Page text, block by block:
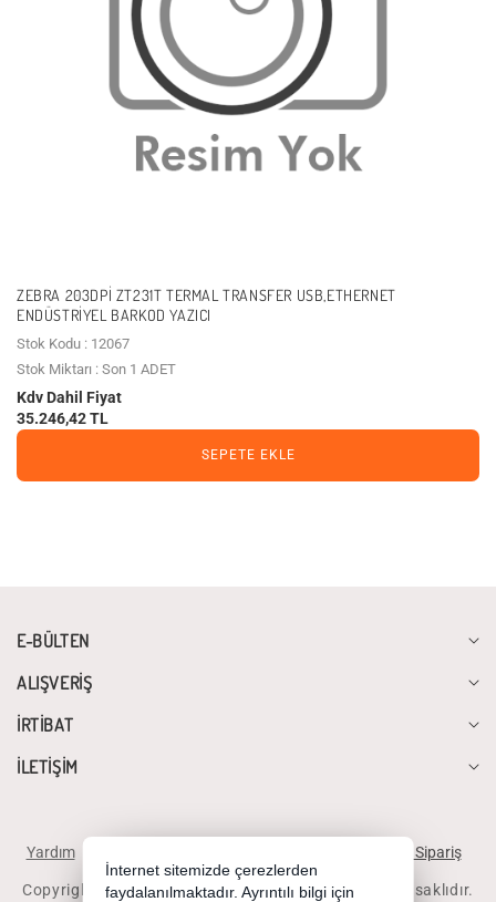
ZEBRA 203DPI ZT231T TERMAL TRANSFER USB,ETHERNET
ENDÜSTRIYEL BARKOD YAZICI
Stok Kodu : 12067
Stok Miktarı : Son 1 ADET
Kdv Dahil Fiyat
35.246,42 TL
SEPETE EKLE
E-BÜLTEN
ALIŞVERİŞ
İRTİBAT
İLETİŞİM
Yardım Telefonla Sipariş
Copyright 2026 diyalogbilgisayar.com - Tüm hakları saklıdır.
İnternet sitemizde çerezlerden
faydalanılmaktadır. Ayrıntılı bilgi için